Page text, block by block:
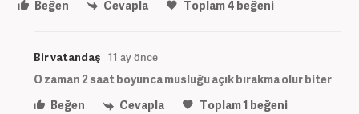
Beğen
Cevapla Toplam4 beğeni
Bir vatandaş 11 ay önce
O zaman 2 saat boyunca musluğu açık bırakma olur biter
Beğen
Cevapla Toplam1 beğeni